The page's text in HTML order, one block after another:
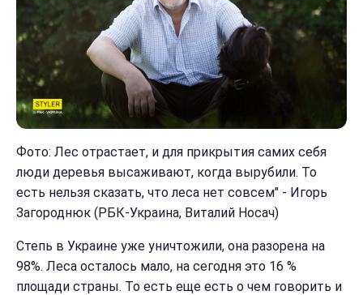
Фото: Лес отрастает, и для прикрытия самих себя
люди деревья высаживают, когда вырубили. То
есть нельзя сказать, что леса нет совсем" - Игорь
Загороднюк (РБК-Украина, Виталий Носач)
Степь в Украине уже уничтожили, она разорена на
98%. Леса осталось мало, на сегодня это 16 %
площади страны. То есть еще есть о чем говорить и